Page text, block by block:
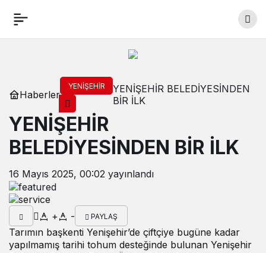
Haberler
YENIŞEHIR
YENİŞEHİR BELEDİYESİNDEN
BİR İLK
YENİŞEHİR
BELEDİYESİNDEN BİR İLK
16 Mayıs 2025, 00:02 yayınlandı
+ - PAYLAŞ
Tarımın başkenti Yenişehir’de çiftçiye bugüne kadar
yapılmamış tarihi tohum desteğinde bulunan Yenişehir